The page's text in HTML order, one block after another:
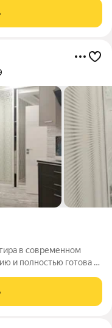
выполнен
в современном
и полностью готова к
спортивными